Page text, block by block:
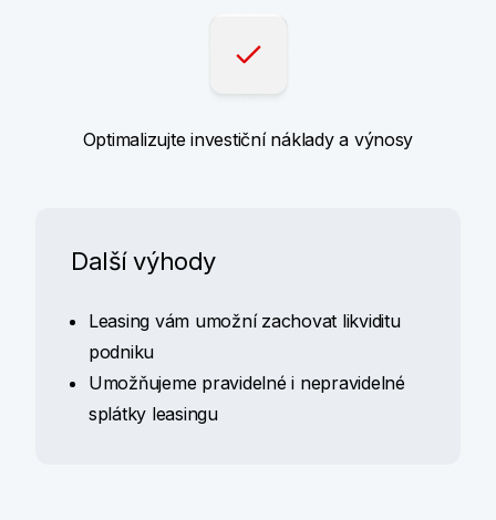
Optimalizujte investiční náklady a výnosy
Další výhody
Leasing vám umožní zachovat likviditu
podniku
Umožňujeme pravidelné i nepravidelné
splátky leasingu